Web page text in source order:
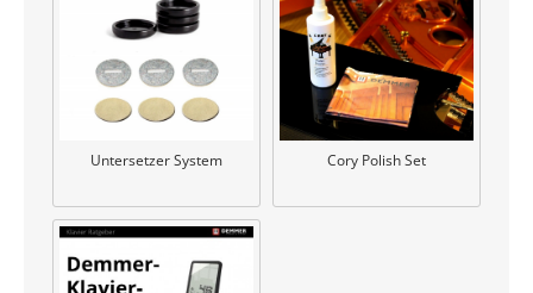
Untersetzer System Cory Polish Set